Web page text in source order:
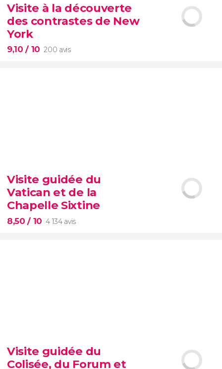
vous ne pouvez pas passer à côté
d’une visite de l’éternel Colisée
Visite à la découverte
des contrastes de New
York
9,10/ 10 200 avis
visite autour des
contrastes de New York
Visite guidée du
Vatican et de la
Chapelle Sixtine
8,50/ 10 4 134 avis
Musées du Vatican
Chapelle Sixtine
éviterez les files
Visite guidée du
Colisée, du Forum et